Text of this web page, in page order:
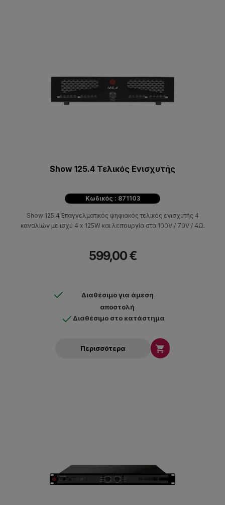
Show 125.4 Τελικός Ενισχυτής
Κωδικός : 871103
Show 125.4 Επαγγελματικός ψηφιακός τελικός ενισχυτής 4
καναλιών με ισχύ 4 x 125W και λειτουργία στα 100V / 70V / 4Ω.
599,00 €
Διαθέσιμο για άμεση
αποστολή
Διαθέσιμο στο κατάστημα
Περισσότερα 